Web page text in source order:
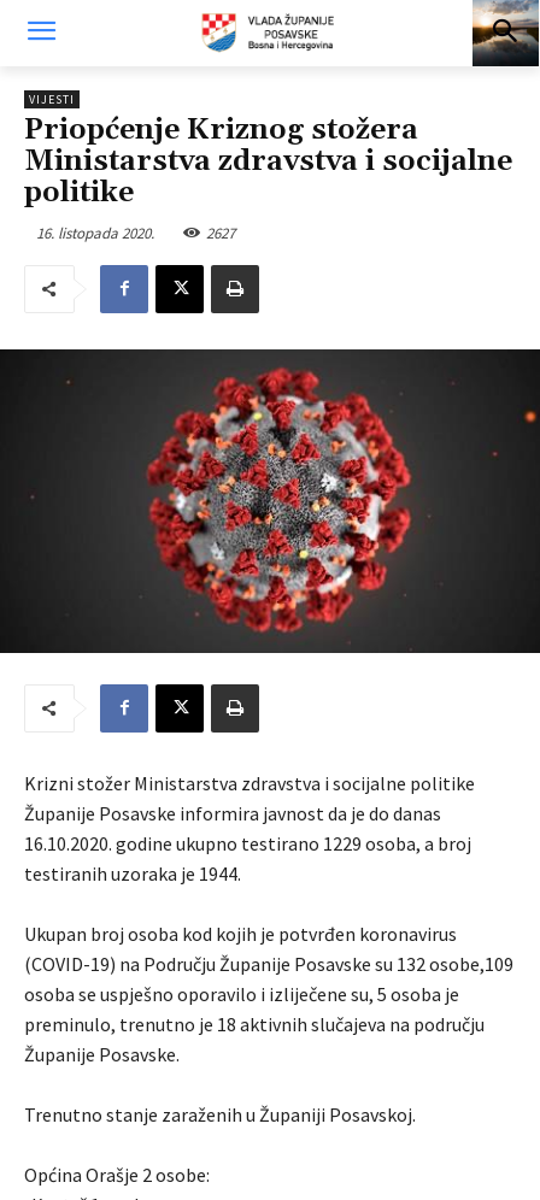
VIJESTI
Priopćenje Kriznog stožera
Ministarstva zdravstva i socijalne
politike
16. listopada 2020. 2627
Krizni stožer Ministarstva zdravstva i socijalne politike
Županije Posavske informira javnost da je do danas
16.10.2020. godine ukupno testirano 1229 osoba, a broj
testiranih uzoraka je 1944.
Ukupan broj osoba kod kojih je potvrđen koronavirus
(COVID-19) na Području Županije Posavske su 132 osobe,109
osoba se uspješno oporavilo i izliječene su, 5 osoba je
preminulo, trenutno je 18 aktivnih slučajeva na području
Županije Posavske.
Trenutno stanje zaraženih u Županiji Posavskoj.
Općina Orašje 2 osobe: